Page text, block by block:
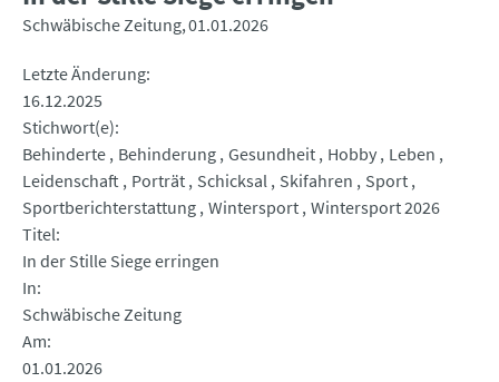
Schwäbische Zeitung 01.01.2026
Letzte Änderung
16.12.2025
Stichwort(e)
Behinderte Behinderung Gesundheit Hobby Leben
Leidenschaft Porträt Schicksal Skifahren
Sport
Sportberichterstattung Wintersport Wintersport 2026
Titel
In der Stille Siege erringen
In
Schwäbische Zeitung
Am
01.01.2026